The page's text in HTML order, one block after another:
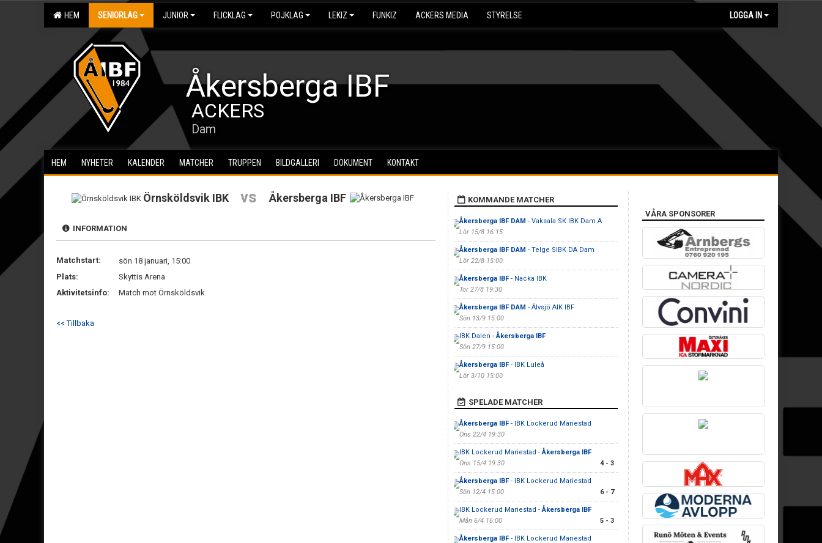
HEM SENIORLAG JUNIOR FLICKLAG POJKLAG LEKIZ FUNKIZ ACKERS MEDIA STYRELSE LOGGA IN
Åkersberga IBF
ACKERS
Dam
HEM NYHETER KALENDER MATCHER TRUPPEN BILDGALLERI DOKUMENT KONTAKT
Örnsköldsvik IBK vs Åkersberga IBF
INFORMATION
Matchstart:
sön 18 januari, 15:00
Plats:
Skyttis Arena
Aktivitetsinfo:
Match mot Örnsköldsvik
<< Tillbaka
KOMMANDE MATCHER
Åkersberga IBF DAM - Vaksala SK IBK Dam A
Lör 15/8 16:15
Åkersberga IBF DAM - Telge SIBK DA Dam
Lör 22/8 15:00
Åkersberga IBF- Nacka IBK
Tor 27/8 19:30
Åkersberga IBF DAM - Älvsjö AIK IBF
Sön 13/9 15:00
IBK Dalen -Åkersberga IBF
Sön 27/9 15:00
Åkersberga IBF- IBK Luleå
Lör 3/10 15:00
SPELADE MATCHER
Åkersberga IBF- IBK Lockerud Mariestad
Ons 22/4 19:30
IBK Lockerud Mariestad -Åkersberga IBF
Ons 15/4 19:30
4 - 3
Åkersberga IBF- IBK Lockerud Mariestad
Sön 12/4 15:00
6 - 7
IBK Lockerud Mariestad -Åkersberga IBF
Mån 6/4 16:00
5 - 3
Åkersberga IBF- IBK Lockerud Mariestad
VÅRA SPONSORER